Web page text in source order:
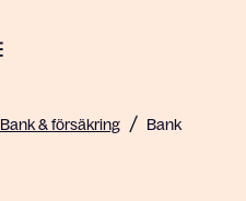
Bank & försäkring / Bank